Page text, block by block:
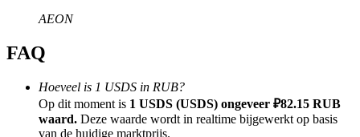
Doorverwijzing
Nodig een vriend uit om contante beloningen te ontvangen
AEON
FAQ
Hoeveel is 1 USDS in RUB?
Op dit moment is 1 USDS (USDS) ongeveer ₽82.15 RUB
waard. Deze waarde wordt in realtime bijgewerkt op basis
van de huidige marktprijs.